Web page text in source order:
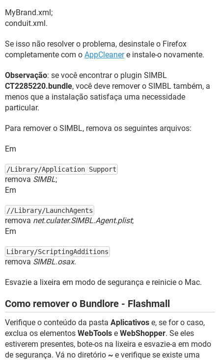
MyBrand.xml;
conduit.xml.
Se isso não resolver o problema, desinstale o Firefox
completamente com o AppCleanere instale-o novamente.
Observação: se você encontrar o plugin SIMBL
CT2285220.bundle, você deve remover o SIMBL também, a
menos que a instalação satisfaça uma necessidade
particular.
Para remover o SIMBL, remova os seguintes arquivos:
Em
/Library/Application Support
remova SIMBL;
Em
//Library/LaunchAgents
remova net.culater.SIMBL.Agent.plist;
Em
Library/ScriptingAdditions
remova SIMBL.osax.
Esvazie a lixeira em modo de segurança e reinicie o Mac.
Como remover o Bundlore - Flashmall
Verifique o conteúdo da pasta Aplicativos e, se for o caso,
exclua os elementos WebTools e WebShopper. Se eles
estiverem presentes, bote-os na lixeira e esvazie-a em modo
de segurança. Vá no diretório ~ e verifique se existe uma